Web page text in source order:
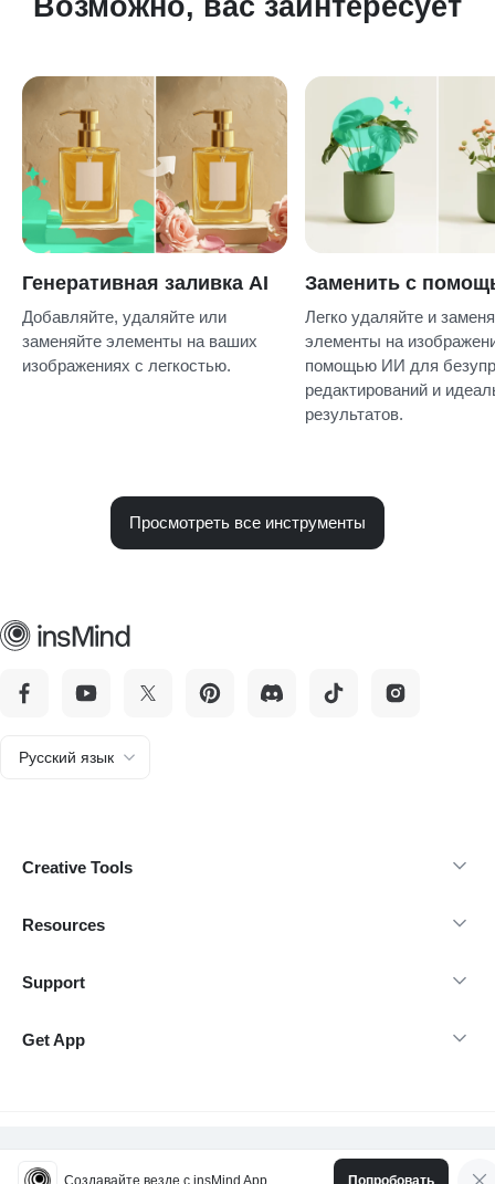
Генеративная заливка AI
Добавляйте, удаляйте или
заменяйте элементы на ваших
изображениях с легкостью.
Заменить с
Легко удаляйте и
элементы на
помощью ИИ для
редактирований и
результатов.
Просмотреть все инструменты
Русский язык
Creative Tools
Resources
Support
Get App
@Copyright 2026 insMind-Все права защищены.
Создавайте везде с insMind App Попробовать